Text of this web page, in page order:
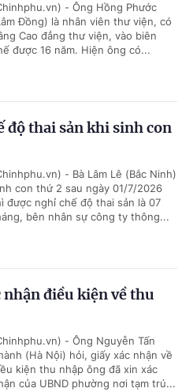
- Ông Hồng Phước
Đồng) là nhân viên thư viện, có
Cao đẳng thư viện, vào biên
được 16 năm. Hiện ông có...
độ thai sản khi sinh con
- Bà Lâm Lê (Bắc Ninh)
con thứ 2 sau ngày 01/7/2026
được nghỉ chế độ thai sản là 07
bên nhân sự công ty thông...
điều kiện về thu
- Ông Nguyễn Tấn
(Hà Nội) hỏi, giấy xác nhận về
kiện thu nhập ông đã xin xác
của UBND phường nơi tạm trú...